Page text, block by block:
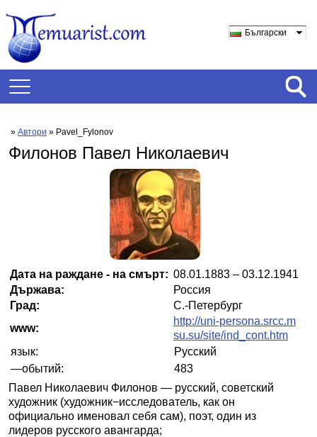
Български
» Автори » Pavel_Fylonov
Филонов Павел Николаевич
Дата на раждане - на смърт: 08.01.1883 – 03.12.1941
Държава:
Россия
Град:
С.-Петербург
www:
http://uni-persona.srcc.m
su.su/site/ind_cont.htm
язык:
Русский
—обытий:
483
Павел Николаевич Филонов — русский, советский
художник (художник−исследователь, как он
официально именовал себя сам), поэт, один из
лидеров русского авангарда;